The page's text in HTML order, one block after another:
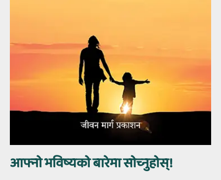
आफ्‍नो भविष्‍यको बारेमा सोच्‍नुहोस्‌!